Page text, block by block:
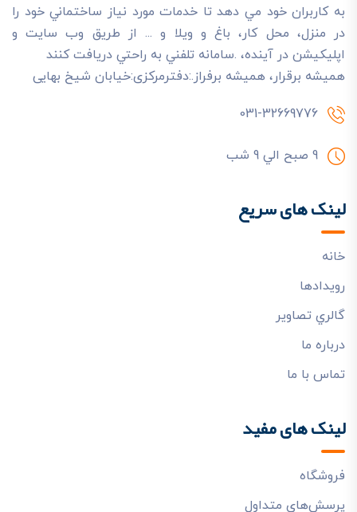
به کاربران خود مي دهد تا خدمات مورد نياز ساختماني خود را
در منزل، محل کار، باغ و ويلا و ... از طريق وب سايت و
اپليکيشن در آينده، .سامانه تلفني به راحتي دريافت کنند
هميشه برقرار، هميشه برفراز.:دفترمرکزی:خیابان شیخ بهایی
031-32669776
9 صبح الي 9 شب
لینک های سریع
خانه
رويدادها
گالري تصاوير
درباره ما
تماس با ما
لینک های مفید
فروشگاه
پرسش‌هاي متداول